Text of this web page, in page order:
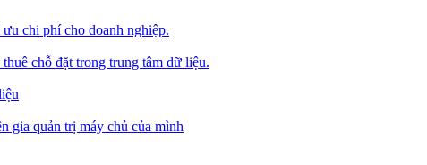
chi phí cho doanh nghiệp.
chỗ đặt trong trung tâm dữ liệu.
gia quản trị máy chủ của mình